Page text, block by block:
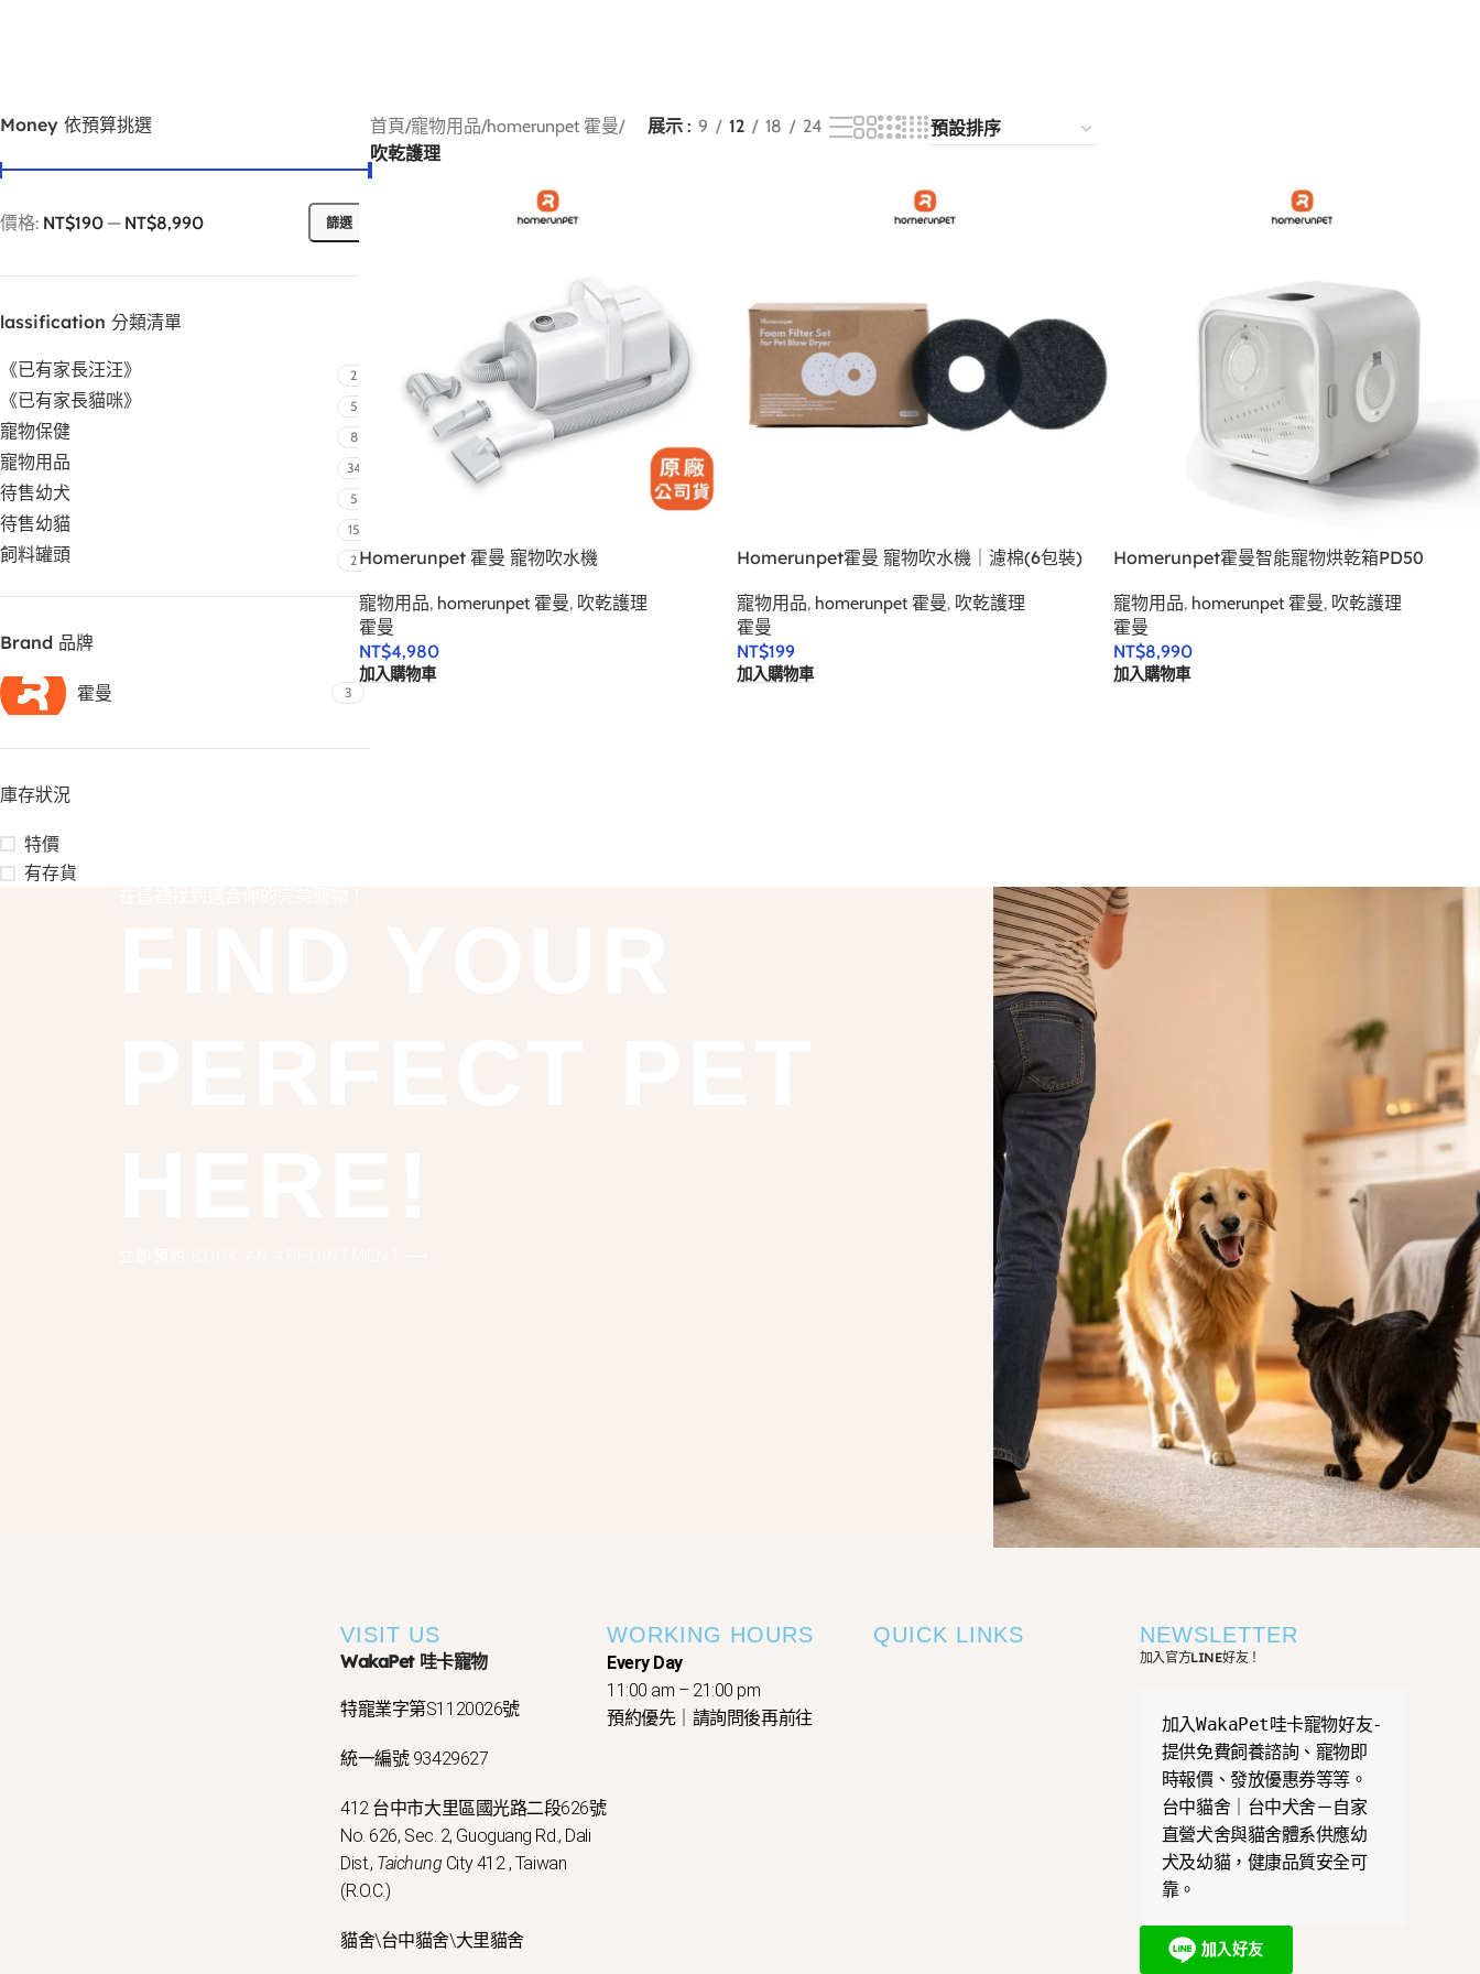
Money 依預算挑選
篩選
價格: NT$190 — NT$8,990
lassification 分類清單
《已有家長汪汪》 2
《已有家長貓咪》 5
寵物保健 8
寵物用品 34
待售幼犬 5
待售幼貓 15
飼料罐頭 2
Brand 品牌
霍曼 3
庫存狀況
特價
有存貨
首頁/寵物用品/homerunpet 霍曼/
吹乾護理
展示 9 12 18 24
Homerunpet 霍曼 寵物吹水機
寵物用品, homerunpet 霍曼, 吹乾護理
霍曼
NT$4,980
加入購物車
Homerunpet霍曼 寵物吹水機｜濾棉(6包裝)
寵物用品, homerunpet 霍曼, 吹乾護理
霍曼
NT$199
加入購物車
Homerunpet霍曼智能寵物烘乾箱PD50
寵物用品, homerunpet 霍曼, 吹乾護理
霍曼
NT$8,990
加入購物車
VISIT US
WakaPet 哇卡寵物
特寵業字第S1120026號
統一編號 93429627
412 台中市大里區國光路二段626號
No. 626, Sec. 2, Guoguang Rd., Dali
Dist., Taichung City 412 , Taiwan
(R.O.C.)
貓舍\台中貓舍\大里貓舍
WORKING HOURS
Every Day
11:00 am – 21:00 pm
預約優先｜請詢問後再前往
QUICK LINKS NEWSLETTER
加入官方LINE好友！
加入WakaPet哇卡寵物好友-
提供免費飼養諮詢、寵物即
時報價、發放優惠券等等。
台中貓舍｜台中犬舍－自家
直營犬舍與貓舍體系供應幼
犬及幼貓，健康品質安全可
靠。